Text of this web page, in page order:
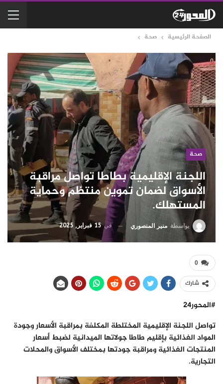
الصفحة الرئيسية صحة
صحة
اللجنة الإقليمية بطاطا تواصل مراقبة
الأسواق لضمان تموين منتظم وحماية
المستهلك.
بواسطة منير المنصوري في15 فبراير, 2025
0
شارك
#المحور24
تواصل اللجنة الإقليمية المختلطة المكلفة بمراقبة الأسعار وجودة
المواد الغذائية بإقليم طاطا جولاتها الميدانية لضبط أسعار
المنتجات الغذائية ومراقبة جودتها بمختلف الأسواق والمحلات
التجارية.